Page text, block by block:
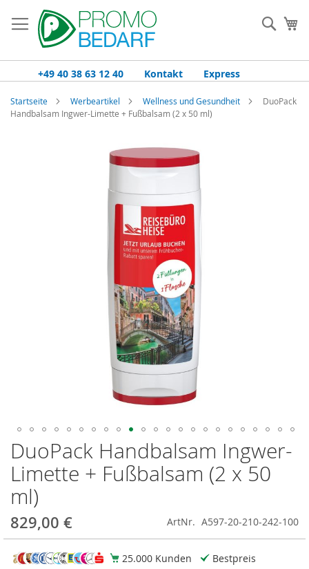
Inhalt
springen
+49 40 38 63 12 40 Kontakt Express
Startseite Werbeartikel Wellness und Gesundheit
DuoPack
Handbalsam Ingwer-Limette + Fußbalsam (2 x 50 ml)
DuoPack Handbalsam Ingwer-
Limette + Fußbalsam (2 x 50
ml)
829,00 € ArtNr. A597-20-210-242-100
25.000 Kunden
Bestpreis
Zum
Anfang
der
Bildgalerie
springen